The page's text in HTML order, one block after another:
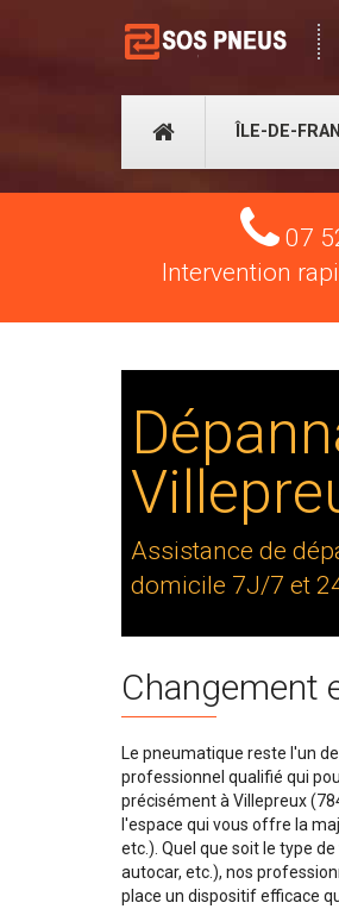
ÎLE-DE-
07
Intervention
Assistance de
domicile 7J/7 et
Changement
Le pneumatique reste l'un
professionnel qualifié qui
précisément à Villepreux
l'espace qui vous offre la
etc.). Quel que soit le type
autocar, etc.), nos
place un dispositif efficace